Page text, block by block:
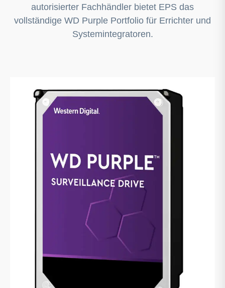
autorisierter Fachhändler bietet EPS das
vollständige WD Purple Portfolio für Errichter und
Systemintegratoren.